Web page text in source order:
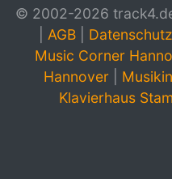
© 2002-2026
AGB Datenschutz
Music Corner
Hannover
Klavierhaus